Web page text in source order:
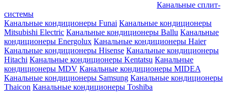
Канальные сплит-
системы
Канальные кондиционеры Funai Канальные кондиционеры
Mitsubishi Electric Канальные кондиционеры Ballu Канальные
кондиционеры Energolux Канальные кондиционеры Haier
Канальные кондиционеры Hisense Канальные кондиционеры
Hitachi Канальные кондиционеры Kentatsu Канальные
кондиционеры MDV Канальные кондиционеры MIDEA
Канальные кондиционеры Samsung Канальные кондиционеры
Thaicon Канальные кондиционеры Toshiba